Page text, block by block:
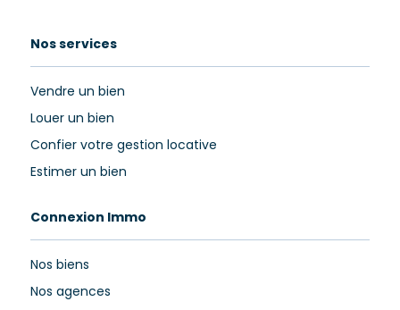
Nos services
Vendre un bien
Louer un bien
Confier votre gestion locative
Estimer un bien
Connexion Immo
Nos biens
Nos agences